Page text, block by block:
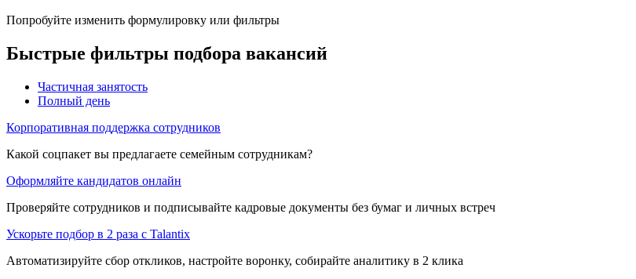
Попробуйте изменить формулировку или фильтры
Быстрые фильтры подбора вакансий
Частичная занятость
Полный день
Корпоративная поддержка сотрудников
Какой соцпакет вы предлагаете семейным сотрудникам?
Оформляйте кандидатов онлайн
Проверяйте сотрудников и подписывайте кадровые документы без бумаг и личных встреч
Ускорьте подбор в 2 раза с Talantix
Автоматизируйте сбор откликов, настройте воронку, собирайте аналитику в 2 клика